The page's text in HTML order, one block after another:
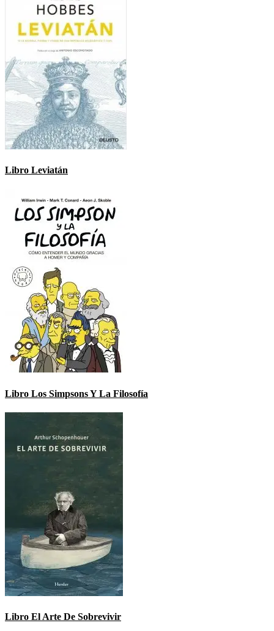
Libro Leviatán
Libro Los Simpsons Y La Filosofía
Libro El Arte De Sobrevivir